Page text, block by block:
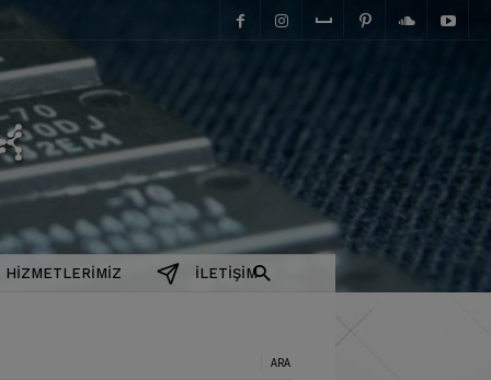
elektromanyetix
HIZMETLERIMIZ İLETIŞIM